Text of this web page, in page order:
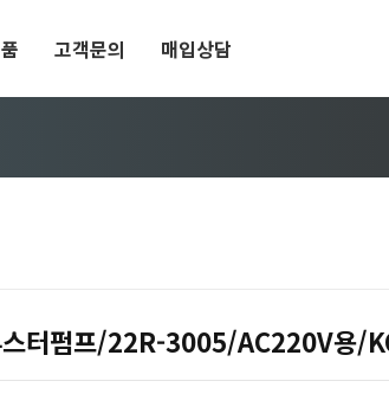
고객문의 매입상담
터펌프/22R-3005/AC220V용/